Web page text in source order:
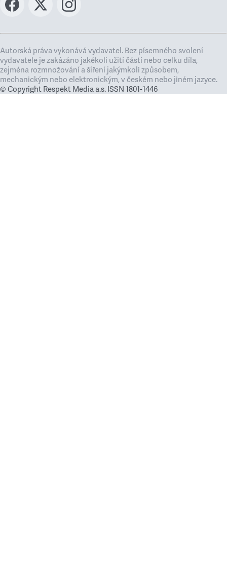
Autorská práva vykonává vydavatel. Bez písemného svolení
vydavatele je zakázáno jakékoli užití částí nebo celku díla,
zejména rozmnožování a šíření jakýmkoli způsobem,
mechanickým nebo elektronickým, v českém nebo jiném jazyce.
© Copyright Respekt Media a.s. ISSN 1801-1446